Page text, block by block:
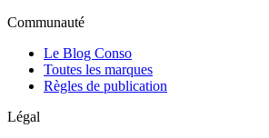
Communauté
Le Blog Conso
Toutes les marques
Règles de publication
Légal